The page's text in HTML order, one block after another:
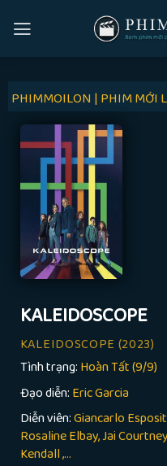
PHIMMOILON | PHIM MỚI
KALEIDOSCOPE
KALEIDOSCOPE (2023)
Tình trạng: Hoàn Tất (9/9)
Đạo diễn: Eric Garcia
Diễn viên:Giancarlo
Rosaline Elbay, Jai
Kendall ,...